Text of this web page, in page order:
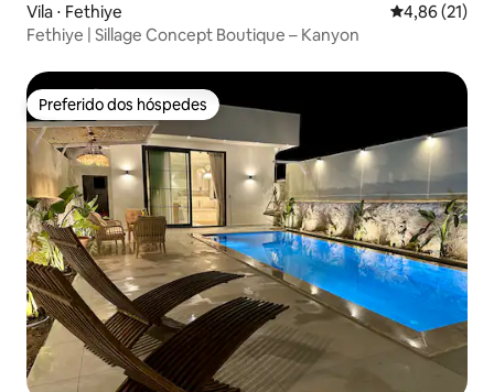
Vila ⋅ Fethiye 4,86 de uma
4,86 (21)
Fethiye | Sillage Concept Boutique – Kanyon
Preferido dos hóspedes
Preferido dos hóspedes